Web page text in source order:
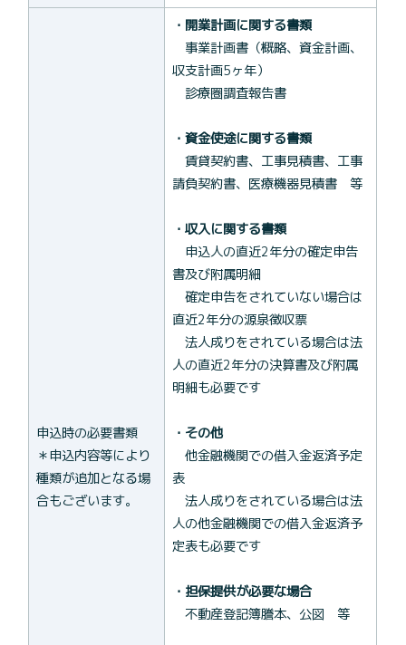
申込時の必要書類
＊申込内容等により
種類が追加となる場
合もございます。
・開業計画に関する書類
事業計画書（概略、資金計画、
収支計画5ヶ年）
診療圏調査報告書
・資金使途に関する書類
賃貸契約書、工事見積書、工事
請負契約書、医療機器見積書 等
・収入に関する書類
申込人の直近2年分の確定申告
書及び附属明細
確定申告をされていない場合は
直近2年分の源泉徴収票
法人成りをされている場合は法
人の直近2年分の決算書及び附属
明細も必要です
・その他
他金融機関での借入金返済予定
表
法人成りをされている場合は法
人の他金融機関での借入金返済予
定表も必要です
・担保提供が必要な場合
不動産登記簿謄本、公図 等